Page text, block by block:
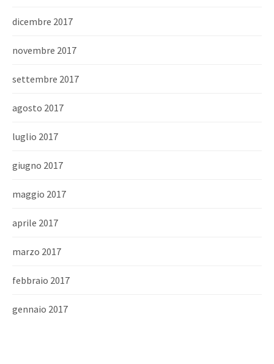
dicembre 2017
novembre 2017
settembre 2017
agosto 2017
luglio 2017
giugno 2017
maggio 2017
aprile 2017
marzo 2017
febbraio 2017
gennaio 2017